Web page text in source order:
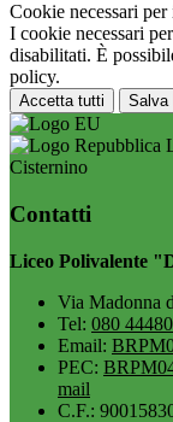
Cookie necessari
I cookie necessari
disabilitati. È
policy.
Accetta tutti Salva
Cisternino
Contatti
Liceo Polivalente
Via Madonna
Tel: 080
Email:
PEC:
mail
C.F.: